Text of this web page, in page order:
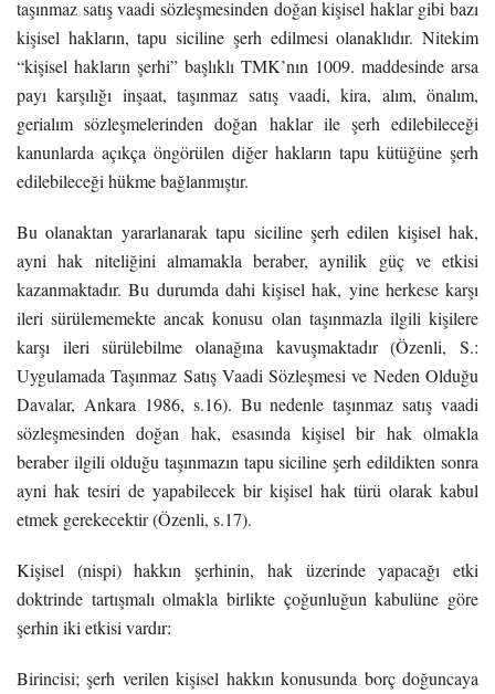
taşınmaz satış vaadi sözleşmesinden doğan kişisel haklar gibi bazı
kişisel hakların, tapu siciline şerh edilmesi olanaklıdır. Nitekim
“kişisel hakların şerhi” başlıklı TMK’nın 1009. maddesinde arsa
payı karşılığı inşaat, taşınmaz satış vaadi, kira, alım, önalım,
gerialım sözleşmelerinden doğan haklar ile şerh edilebileceği
kanunlarda açıkça öngörülen diğer hakların tapu kütüğüne şerh
edilebileceği hükme bağlanmıştır.
Bu olanaktan yararlanarak tapu siciline şerh edilen kişisel hak,
ayni hak niteliğini almamakla beraber, aynilik güç ve etkisi
kazanmaktadır. Bu durumda dahi kişisel hak, yine herkese karşı
ileri sürülememekte ancak konusu olan taşınmazla ilgili kişilere
karşı ileri sürülebilme olanağına kavuşmaktadır (Özenli, S.:
Uygulamada Taşınmaz Satış Vaadi Sözleşmesi ve Neden Olduğu
Davalar, Ankara 1986, s.16). Bu nedenle taşınmaz satış vaadi
sözleşmesinden doğan hak, esasında kişisel bir hak olmakla
beraber ilgili olduğu taşınmazın tapu siciline şerh edildikten sonra
ayni hak tesiri de yapabilecek bir kişisel hak türü olarak kabul
etmek gerekecektir (Özenli, s.17).
Kişisel (nispi) hakkın şerhinin, hak üzerinde yapacağı etki
doktrinde tartışmalı olmakla birlikte çoğunluğun kabulüne göre
şerhin iki etkisi vardır:
Birincisi; şerh verilen kişisel hakkın konusunda borç doğuncaya